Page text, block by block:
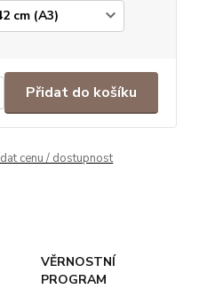
Přidat do košíku
cenu / dostupnost
VĚRNOSTNÍ
PROGRAM